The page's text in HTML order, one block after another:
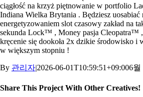
ciągłość na krzyż piętnowanie w portfolio
Indiana Wielka Brytania . Będziesz uosabiać
energetyzowaniem slot czasowy zakład na
sekunda Lock™ , Money pasja Cleopatra™
kręcenie się dookoła 2x dzikie środowisko i
w większym stopniu !
By 관리자|2026-06-01T10:59:51+09:006월
Share This Project With Other Creatives!